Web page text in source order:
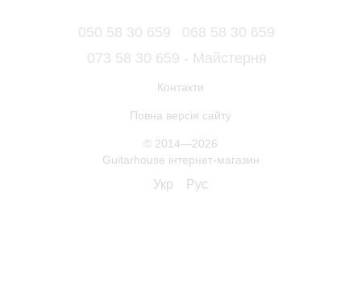
050 58 30 659
068 58 30 659
073 58 30 659 - Майстерня
Контакти
Повна версія сайту
© 2014—2026
Guitarhouse інтернет-магазин
Укр Рус